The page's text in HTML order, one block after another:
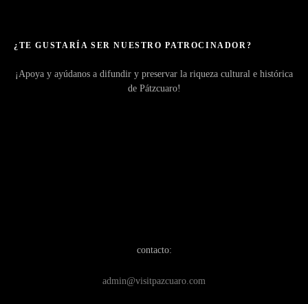
¿TE GUSTARÍA SER NUESTRO PATROCINADOR?
¡Apoya y ayúdanos a difundir y preservar la riqueza cultural e histórica
de Pátzcuaro!
contacto:
admin@visitpazcuaro.com